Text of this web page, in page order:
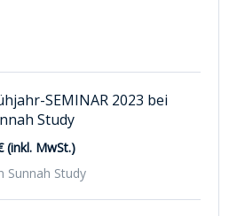
SEMINAR 2023 bei
Study
(inkl. MwSt.)
Sunnah Study